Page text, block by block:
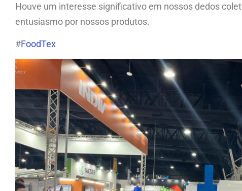
Houve um interesse significativo em nossos dedos
entusiasmo por nossos produtos.
#FoodTex